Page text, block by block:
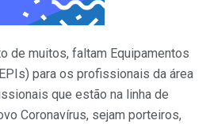
de muitos, faltam Equipamentos
para os profissionais da área
que estão na linha de
Coronavírus, sejam porteiros,